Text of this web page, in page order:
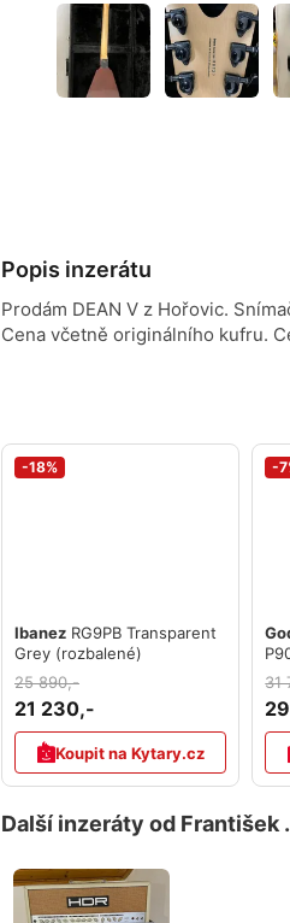
Popis inzerátu
Prodám DEAN V z Hořovic.
Cena včetně originálního kufru.
-18%
Ibanez RG9PB Transparent
Grey (rozbalené)
25 890,-
21 230,-
Koupit na Kytary.cz
-
31
Další inzeráty od František